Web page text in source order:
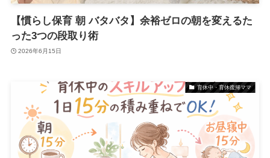
【慣らし保育 朝 バタバタ】余裕ゼロの朝を変えるた
った3つの段取り術
2026年6月15日
育休中・育休復帰ママ